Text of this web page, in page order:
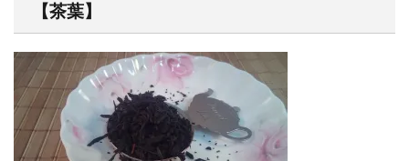
【茶葉】